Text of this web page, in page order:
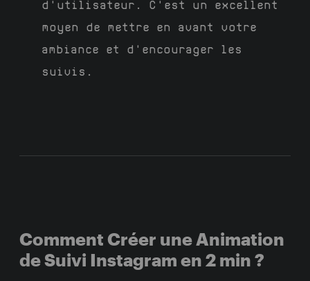
d'utilisateur. C'est un excellent
moyen de mettre en avant votre
ambiance et d'encourager les
suivis.
Comment Créer une Animation
de Suivi Instagram en 2 min ?